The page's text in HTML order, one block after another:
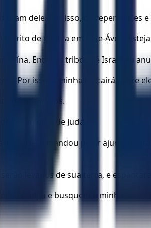
dele. Por isso, de repente eles
grito de guerra em Bete-Áven.
ruína. Entre as tribos de Israel eu
Por isso, a minha ira cairá sobre
atrás de ídolos.
a força de Judá.
Assíria, e mandou pedir ajuda ao
levados de sua terra, e
sua culpa e busquem a minha face.